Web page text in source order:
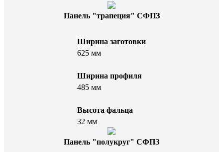
Панель "трапеция" СФПЗ
Ширина заготовки
625 мм
Ширина профиля
485 мм
Высота фальца
32 мм
Панель "полукруг" СФПЗ